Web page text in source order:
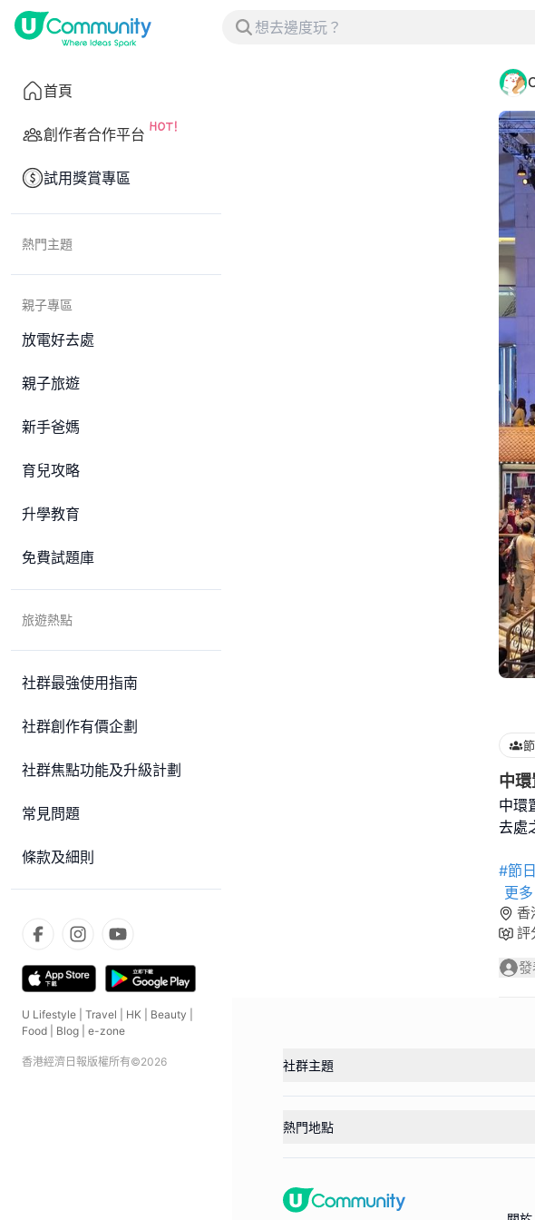
首頁
創作者合作平台
試用獎賞專區
熱門主題
親子專區
放電好去處
親子旅遊
新手爸媽
育兒攻略
升學教育
免費試題庫
旅遊熱點
社群最強使用指南
社群創作有價企劃
社群焦點功能及升級計劃
常見問題
條款及細則
U Lifestyle Travel HK Beauty
Food
Blog e-zone
香港經濟日報版權所有©2026
中
中環
去處
#節
更多
香
評
發
社群主題
熱門地點